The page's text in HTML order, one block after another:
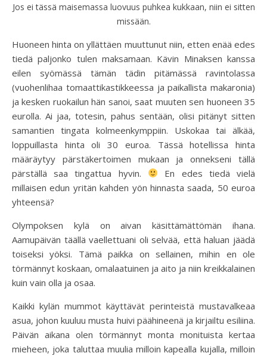
Jos ei tässä maisemassa luovuus puhkea kukkaan, niin ei sitten
missään.
Huoneen hinta on yllättäen muuttunut niin, etten enää edes
tiedä paljonko tulen maksamaan. Kävin Minaksen kanssa
eilen syömässä tämän tädin pitämässä ravintolassa
(vuohenlihaa tomaattikastikkeessa ja paikallista makaronia)
ja kesken ruokailun hän sanoi, saat muuten sen huoneen 35
eurolla. Ai jaa, totesin, pahus sentään, olisi pitänyt sitten
samantien tingata kolmeenkymppiin. Uskokaa tai älkää,
loppuillasta hinta oli 30 euroa. Tässä hotellissa hinta
määräytyy pärstäkertoimen mukaan ja onnekseni tällä
pärställä saa tingattua hyvin.
En edes tiedä vielä
millaisen edun yritän kahden yön hinnasta saada, 50 euroa
yhteensä?
Olympoksen kylä on aivan käsittämättömän ihana.
Aamupäivän täällä vaellettuani oli selvää, että haluan jäädä
toiseksi yöksi. Tämä paikka on sellainen, mihin en ole
törmännyt koskaan, omalaatuinen ja aito ja niin kreikkalainen
kuin vain olla ja osaa.
Kaikki kylän mummot käyttävät perinteistä mustavalkeaa
asua, johon kuuluu musta huivi päähineenä ja kirjailtu esiliina.
Päivän aikana olen törmännyt monta monituista kertaa
mieheen, joka taluttaa muulia milloin kapealla kujalla, milloin